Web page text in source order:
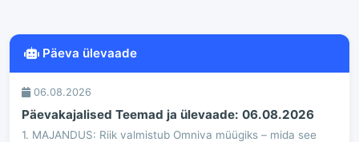
Päeva ülevaade
06.08.2026
Päevakajalised Teemad ja ülevaade: 06.08.2026
1. MAJANDUS: Riik valmistub Omniva müügiks – mida see